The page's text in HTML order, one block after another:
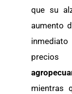
que su
aumento
mientras